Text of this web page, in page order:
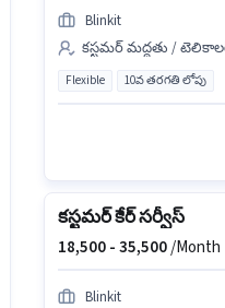
Blinkit
కస్టమర్ మద్దతు /
Flexible 10వ తరగతి లోపు
కస్టమర్ కేర్ సర్వీస్
18,500 -35,500/Month
Blinkit